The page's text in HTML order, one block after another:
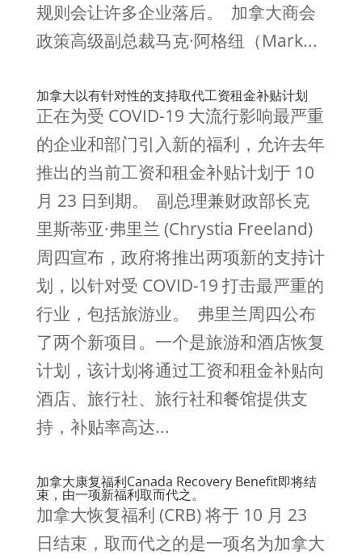
规则会让许多企业落后。 加拿大商会
政策高级副总裁马克·阿格纽（Mark...
加拿大以有针对性的支持取代工资租金补贴计划
正在为受 COVID-19 大流行影响最严重
的企业和部门引入新的福利，允许去年
推出的当前工资和租金补贴计划于 10
月 23 日到期。 副总理兼财政部长克
里斯蒂亚·弗里兰 (Chrystia Freeland)
周四宣布，政府将推出两项新的支持计
划，以针对受 COVID-19 打击最严重的
行业，包括旅游业。 弗里兰周四公布
了两个新项目。一个是旅游和酒店恢复
计划，该计划将通过工资和租金补贴向
酒店、旅行社、旅行社和餐馆提供支
持，补贴率高达...
加拿大康复福利Canada Recovery Benefit即将结
束，由一项新福利取而代之。
加拿大恢复福利 (CRB) 将于 10 月 23
日结束，取而代之的是一项名为加拿大